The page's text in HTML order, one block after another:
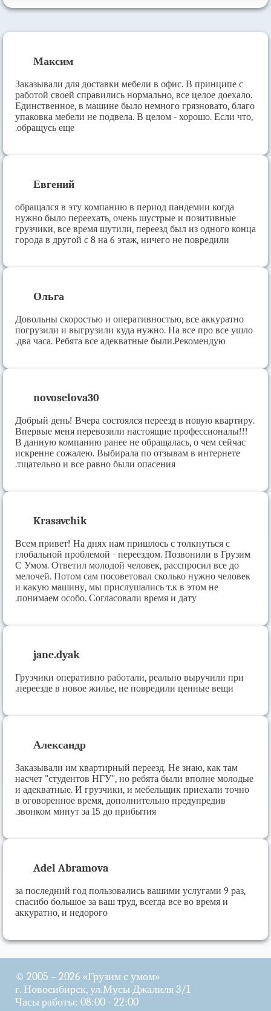
Максим
Заказывали для доставки мебели в офис. В принципе с
работой своей справились нормально, все целое доехало.
Единственное, в машине было немного грязновато, благо
упаковка мебели не подвела. В целом - хорошо. Если что,
обращусь еще.
Евгений
обращался в эту компанию в период пандемии когда
нужно было переехать, очень шустрые и позитивные
грузчики, все время шутили, переезд был из одного конца
города в другой с 8 на 6 этаж, ничего не повредили
Ольга
Довольны скоростью и оперативностью, все аккуратно
погрузили и выгрузили куда нужно. На все про все ушло
два часа. Ребята все адекватные были.Рекомендую.
novoselova30
Добрый день! Вчера состоялся переезд в новую квартиру.
Впервые меня перевозили настоящие профессионалы!!!
В данную компанию ранее не обращалась, о чем сейчас
искренне сожалею. Выбирала по отзывам в интернете
тщательно и все равно были опасения.
Krasavchik
Всем привет! На днях нам пришлось с толкнуться с
глобальной проблемой - переездом. Позвонили в Грузим
С Умом. Ответил молодой человек, расспросил все до
мелочей. Потом сам посоветовал сколько нужно человек
и какую машину, мы прислушались т.к в этом не
понимаем особо. Согласовали время и дату.
jane.dyak
Грузчики оперативно работали, реально выручили при
переезде в новое жилье, не повредили ценные вещи.
Александр
Заказывали им квартирный переезд. Не знаю, как там
насчет "студентов НГУ", но ребята были вполне молодые
и адекватные. И грузчики, и мебельщик приехали точно
в оговоренное время, дополнительно предупредив
звонком минут за 15 до прибытия.
Adel Abramova
за последний год пользовались вашими услугами 9 раз,
спасибо большое за ваш труд, всегда все во время и
аккуратно, и недорого
© 2005 – 2026 «Грузим с умом»
г. Новосибирск, ул.Мусы Джалиля 3/1
Часы работы: 08:00 - 22:00